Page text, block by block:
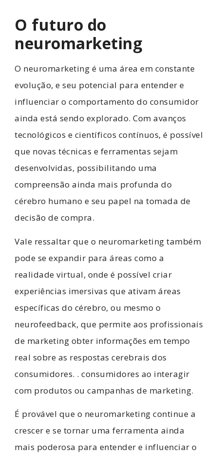
O futuro do
neuromarketing
O neuromarketing é uma área em constante
evolução, e seu potencial para entender e
influenciar o comportamento do consumidor
ainda está sendo explorado. Com avanços
tecnológicos e científicos contínuos, é possível
que novas técnicas e ferramentas sejam
desenvolvidas, possibilitando uma
compreensão ainda mais profunda do
cérebro humano e seu papel na tomada de
decisão de compra.
Vale ressaltar que o neuromarketing também
pode se expandir para áreas como a
realidade virtual, onde é possível criar
experiências imersivas que ativam áreas
específicas do cérebro, ou mesmo o
neurofeedback, que permite aos profissionais
de marketing obter informações em tempo
real sobre as respostas cerebrais dos
consumidores. . consumidores ao interagir
com produtos ou campanhas de marketing.
É provável que o neuromarketing continue a
crescer e se tornar uma ferramenta ainda
mais poderosa para entender e influenciar o